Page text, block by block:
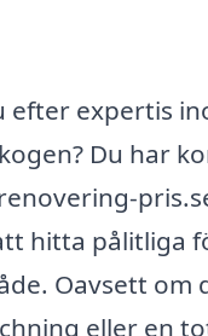
efter expertis
Du har
hitta pålitliga
Oavsett om
eller en